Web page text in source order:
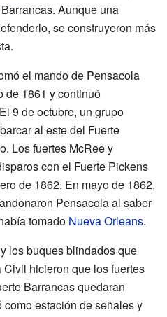
Aunque una
se construyeron más
el mando de Pensacola
de 1861 y continuó
9 de octubre, un grupo
al este del Fuerte
Los fuertes McRee y
con el Fuerte Pickens
de 1862. En mayo de 1862,
Pensacola al saber
tomado Nueva Orleans.
los buques blindados que
hicieron que los fuertes
Barrancas quedaran
estación de señales y